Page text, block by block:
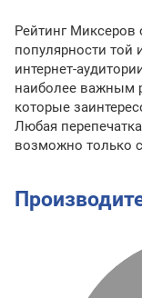
Рейтинг Миксеров
популярности той
интернет-
наиболее важным
которые
Любая
возможно только